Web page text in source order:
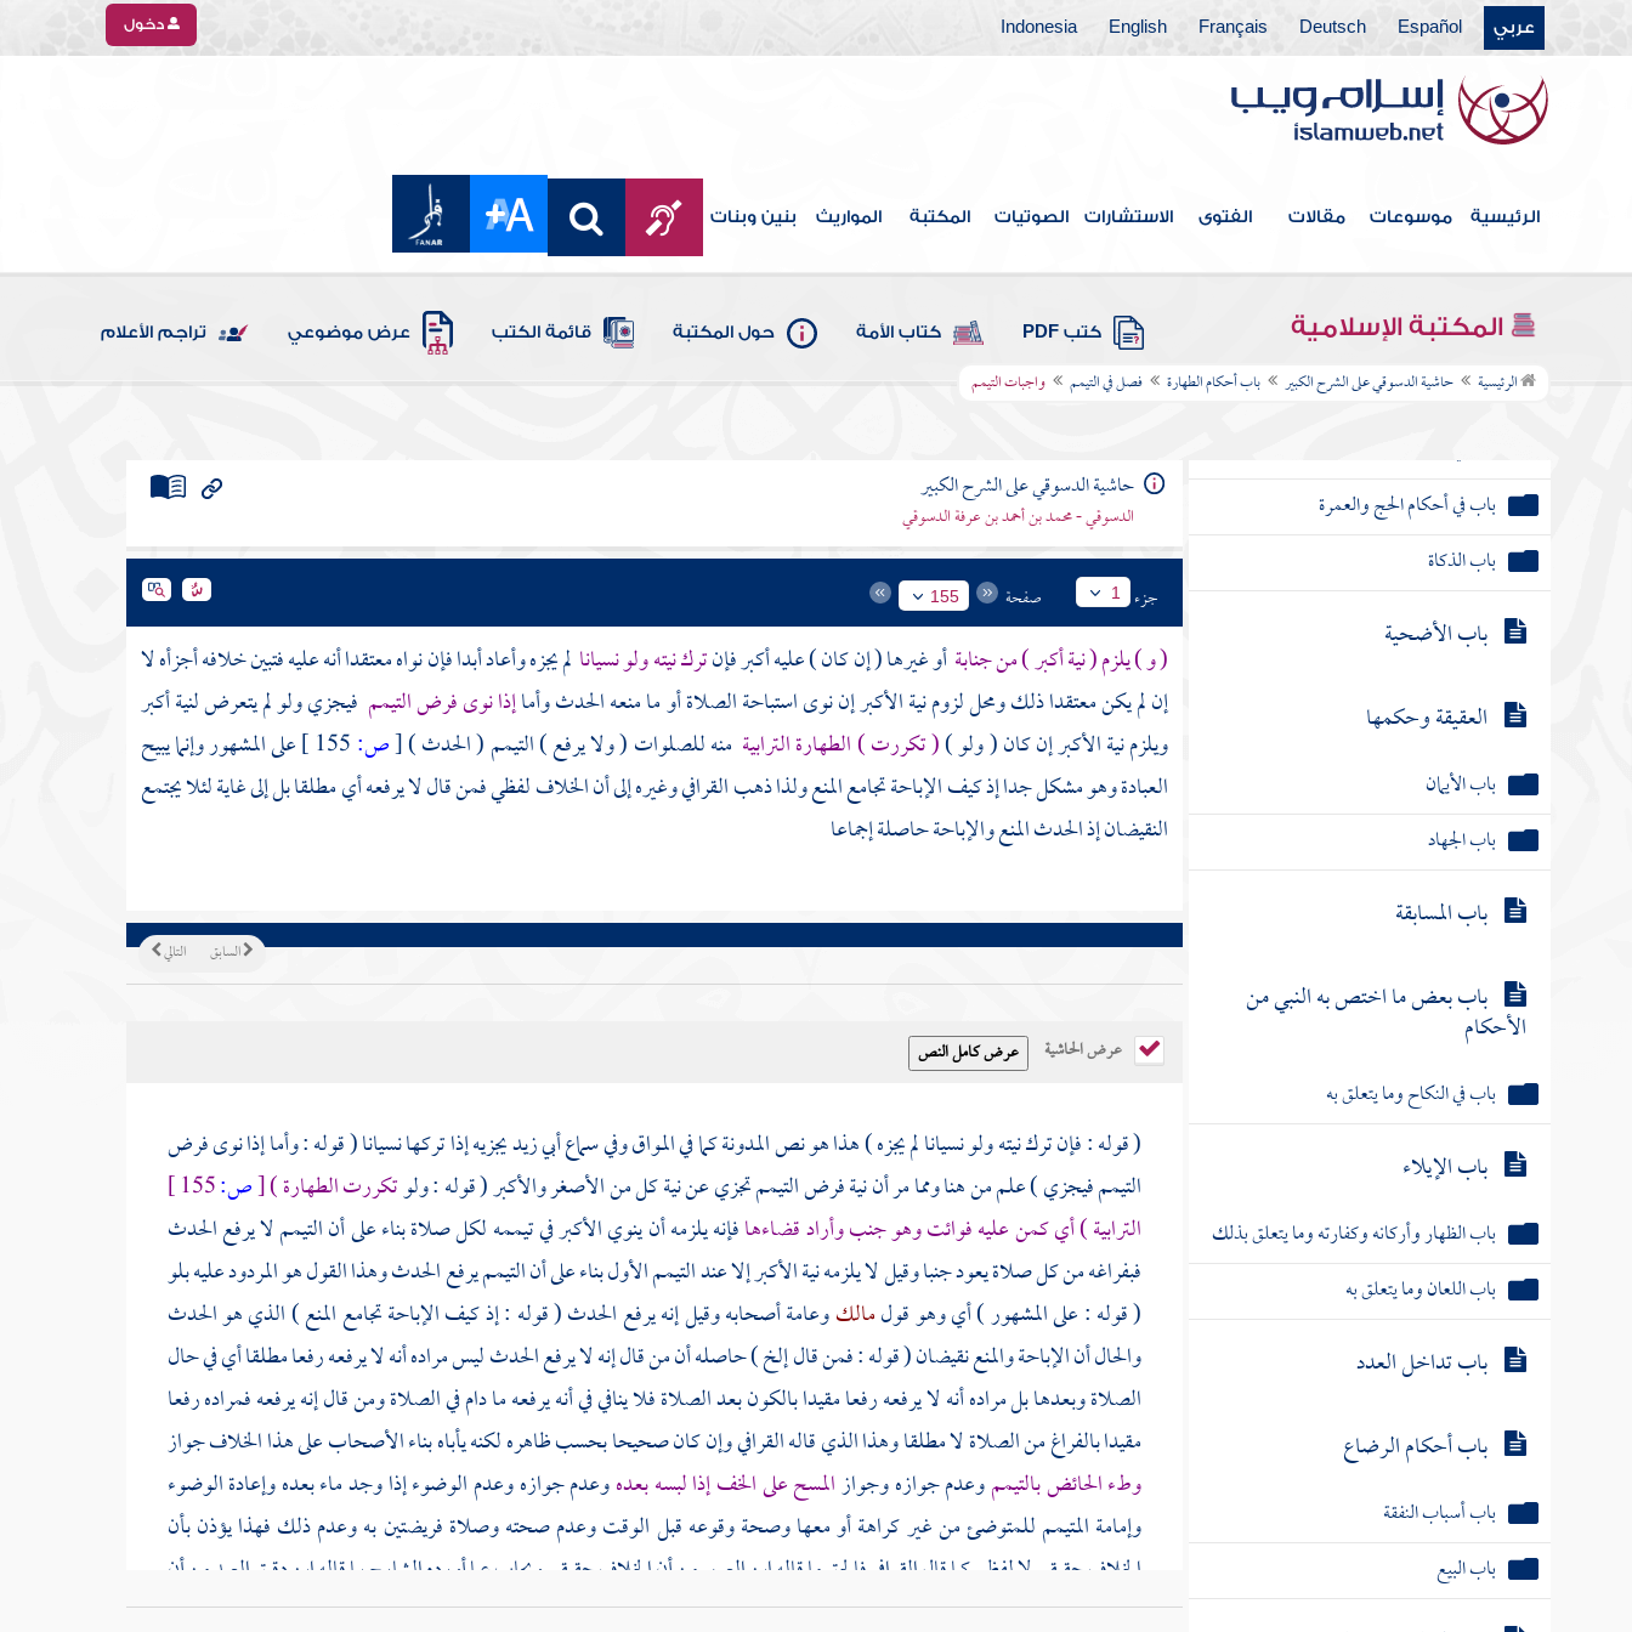
عربي Español
Deutsch
Français
English
Indonesia دخول
الرئيسية موسوعات مقالات الفتوى الاستشارات الصوتيات المكتبة المواريث بنين وبنات
المكتبة الإسلامية كتب PDF كتاب الأمة حول المكتبة قائمة الكتب عرض موضوعي تراجم الأعلام
الرئيسية حاشية الدسوقي على الشرح الكبير باب أحكام الطهارة فصل في التيمم واجبات التيمم
فصل في مسح الجرح أو الجبيرة بدلا
عن الغسل للضرورة
فصل في بيان الحيض والنفاس
والاستحاضة وما يتعلق بذلك
من الأحكام
باب الزكاة
باب الصيام
باب في الاعتكاف
باب الذكاة
باب الأضحية
العقيقة وحكمها
باب الأيمان
باب الجهاد
باب المسابقة
باب بعض ما اختص به النبي من
الأحكام
باب في النكاح وما يتعلق به
باب الإيلاء
باب الظهار وأركانه وكفارته وما يتعلق بذلك
باب اللعان وما يتعلق به
باب تداخل العدد
باب أحكام الرضاع
باب أسباب النفقة
باب البيع
باب السلم وشروطه
حاشية الدسوقي على الشرح الكبير
الدسوقي - محمد بن أحمد بن عرفة الدسوقي
جزء 1 صفحة 155
( و ) يلزم ( نية أكبر ) من جنابةأو غيرها ( إن كان ) عليه أكبر فإنترك نيته ولو نسيانا لم يجزه وأعاد أبدا فإن نواه معتقدا أنه عليه فتبين خلافه أجزأه لا
إن لم يكن معتقدا ذلك ومحل لزوم نية الأكبر إن نوى استباحة الصلاة أو ما منعه الحدث وأماإذا نوى فرض التيمم فيجزي ولو لم يتعرض لنية أكبر
ويلزم نية الأكبر إن كان ( ولو )( تكررت ) الطهارة الترابية منه للصلوات ( ولا يرفع ) التيمم ( الحدث )[ص:
على المشهور وإنما يبيح
العبادة وهو مشكل جدا إذ كيف الإباحة تجامع المنع ولذا ذهبالقرافيوغيره إلى أن الخلاف لفظي فمن قال لا يرفعه أي مطلقا بل إلى غاية لئلا يجتمع
النقيضان إذ الحدث المنع والإباحة حاصلة إجماعا
التالي السابق
عرض الحاشية
( قوله : فإن ترك نيته ولو نسيانا لم يجزه ) هذا هو نص المدونة كما فيالمواقوفي سماعأبي زيديجزيه إذا تركها نسيانا ( قوله : وأما إذا نوى فرض
التيمم فيجزي ) علم من هنا ومما مر أن نية فرض التيمم تجزي عن نية كل من الأصغر والأكبر ( قوله : ولوتكررت الطهارة )[ص:
الترابية ) أي كمن عليه فوائت وهو جنب وأراد قضاءهافإنه يلزمه أن ينوي الأكبر في تيممه لكل صلاة بناء على أن التيمم لا يرفع الحدث
فبفراغه من كل صلاة يعود جنبا وقيل لا يلزمه نية الأكبر إلا عند التيمم الأول بناء على أن التيمم يرفع الحدث وهذا القول هو المردود عليه بلو
( قوله : على المشهور ) أي وهو قولمالكوعامة أصحابه وقيل إنه يرفع الحدث ( قوله : إذ كيف الإباحة تجامع المنع ) الذي هو الحدث
والحال أن الإباحة والمنع نقيضان ( قوله : فمن قال إلخ ) حاصله أن من قال إنه لا يرفع الحدث ليس مراده أنه لا يرفعه رفعا مطلقا أي في حال
الصلاة وبعدها بل مراده أنه لا يرفعه رفعا مقيدا بالكون بعد الصلاة فلا ينافي في أنه يرفعه ما دام في الصلاة ومن قال إنه يرفعه فمراده رفعا
مقيدا بالفراغ من الصلاة لا مطلقا وهذا الذي قالهالقرافيوإن كان صحيحا بحسب ظاهره لكنه يأباه بناء الأصحاب على هذا الخلاف جواز
وطء الحائض بالتيمموعدم جوازه وجوازالمسح على الخف إذا لبسه بعدهوعدم جوازه وعدم الوضوء إذا وجد ماء بعده وإعادة الوضوء
وإمامة المتيمم للمتوضئ من غير كراهة أو معها وصحة وقوعه قبل الوقت وعدم صحته وصلاة فريضتين به وعدم ذلك فهذا يؤذن بأن
الخلاف حقيقي لا لفظي كما قالالقرافي فالحق ما قالهابن العربي من أن الخلاف حقيقي ويجاب عما أوردهالشارحبما قالهابن دقيق العيد من أن
المراد بالحدث هنا أي في قولهم التيمم لا يرفع الحدث الوصف الحكمي المقدر قيامه بالأعضاء قيام الأوصاف الحسية لا المنع فالتيمم رافع